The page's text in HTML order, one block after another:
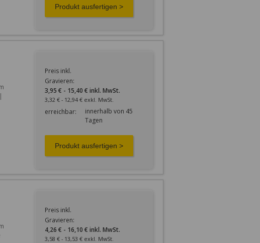
Preis inkl.
Gravieren:
3,95 € - 15,40 € inkl. MwSt.
3,32 € - 12,94 € exkl. MwSt.
erreichbar:
innerhalb von 45
Tagen
Preis inkl.
Gravieren:
4,26 € - 16,10 € inkl. MwSt.
3,58 € - 13,53 € exkl. MwSt.